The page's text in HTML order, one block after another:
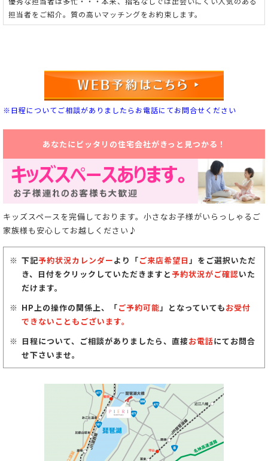
担当者をご紹介。 質の高いマッチングをお約束します。
※日程についてご相談がありましたらお電話にてお問合せください
あなたにピッタリの住宅会社がきっと見つかる！
キッズスペースを完備しております。小さなお子様がいらっしゃるご
家族様も安心してお越しください♪
下記予約状況カレンダーより「ご来店希望日 」をご選択いただ
き、日付をクリックしていただきますと予約状況がご確認いた
だけます。
HP上の操作の関係上、「ご予約可能 」となっていてもお受付
できないこともございます。
日程について、ご相談がありましたら、直接お電話にてお問合
せ下さいませ。